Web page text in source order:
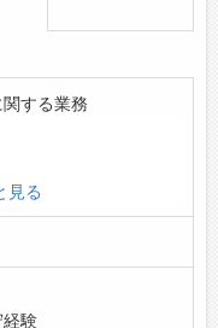
する業務
見る
験